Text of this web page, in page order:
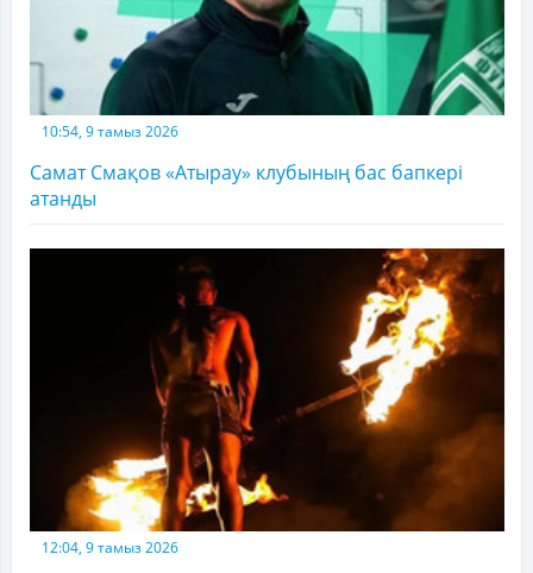
10:54, 9 тамыз 2026
Самат Смақов «Атырау» клубының бас бапкері
атанды
12:04, 9 тамыз 2026